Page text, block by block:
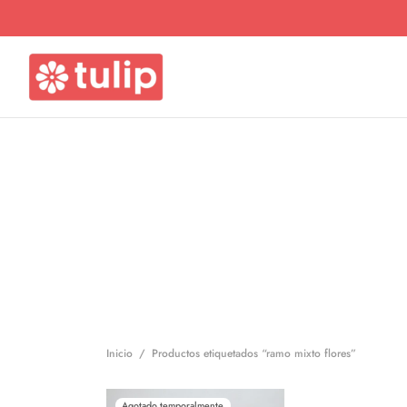
Inicio / Productos etiquetados “ramo mixto flores”